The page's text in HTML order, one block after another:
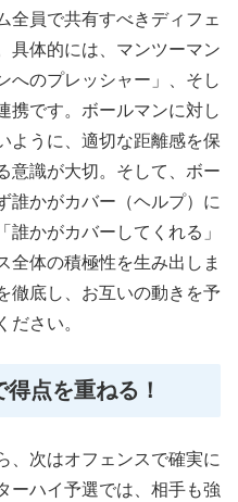
全員で共有すべきディフェ
具体的には、マンツーマン
へのプレッシャー」、そし
携です。ボールマンに対し
ように、適切な距離感を保
意識が大切。そして、ボー
誰かがカバー（ヘルプ）に
誰かがカバーしてくれる」
全体の積極性を生み出しま
徹底し、お互いの動きを予
ださい。
点を重ねる！
、次はオフェンスで確実に
ーハイ予選では、相手も強